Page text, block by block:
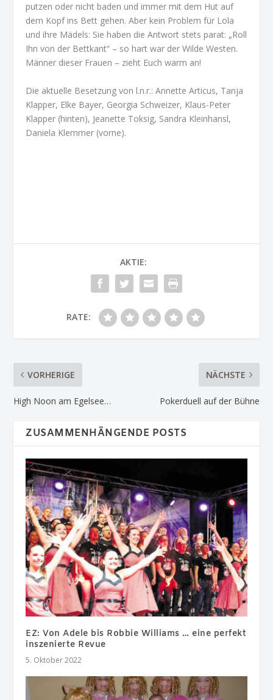
putzen oder nicht baden und immer mit dem Hut auf
dem Kopf ins Bett gehen. Aber kein Problem für Lola
und ihre Mädels: Sie haben die Antwort stets parat: „Roll
Ihn von der Bettkant“ – so hart war der Wilde Westen.
Männer dieser Frauen – zieht Euch warm an!
Die aktuelle Besetzung von l.n.r.: Annette Articus, Tanja
Klapper, Elke Bayer, Georgia Schweizer, Klaus-Peter
Klapper (hinten), Jeanette Toksig, Sandra Kleinhansl,
Daniela Klemmer (vorne).
AKTIE:
RATE:
VORHERIGE
High Noon am Egelsee…
NÄCHSTE
Pokerduell auf der Bühne
ZUSAMMENHÄNGENDE POSTS
EZ: Von Adele bis Robbie Williams … eine perfekt
inszenierte Revue
5. Oktober 2022